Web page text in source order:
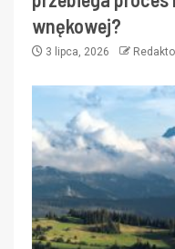
wnękowej?
3 lipca, 2026